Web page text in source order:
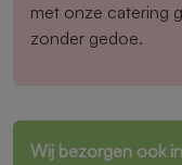
met onze catering
zonder gedoe.
Wij bezorgen ook